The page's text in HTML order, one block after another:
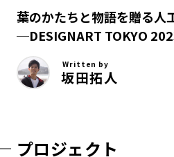
葉のかたちと物語を贈る人
─DESIGNART TOKYO
Written by
坂田拓人
プロジェクト